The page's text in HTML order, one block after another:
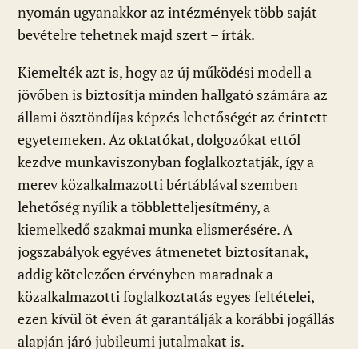
nyomán ugyanakkor az intézmények több saját
bevételre tehetnek majd szert – írták.
Kiemelték azt is, hogy az új működési modell a
jövőben is biztosítja minden hallgató számára az
állami ösztöndíjas képzés lehetőségét az érintett
egyetemeken. Az oktatókat, dolgozókat ettől
kezdve munkaviszonyban foglalkoztatják, így a
merev közalkalmazotti bértáblával szemben
lehetőség nyílik a többletteljesítmény, a
kiemelkedő szakmai munka elismerésére. A
jogszabályok egyéves átmenetet biztosítanak,
addig kötelezően érvényben maradnak a
közalkalmazotti foglalkoztatás egyes feltételei,
ezen kívül öt éven át garantálják a korábbi jogállás
alapján járó jubileumi jutalmakat is.